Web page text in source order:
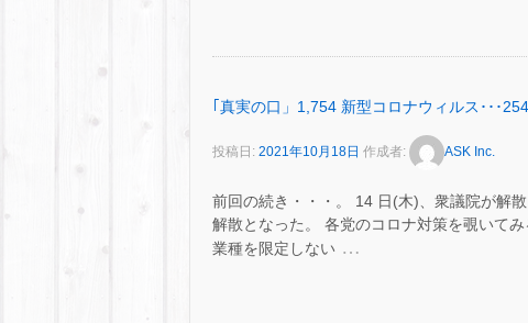
｢真実の口」1,754 新型コロナウィルス･･･254
投稿日: 2021年10月18日 作成者: ASK Inc.
前回の続き・・・。 14 日(木)、衆議院が解
解散となった。 各党のコロナ対策を覗いて
業種を限定しない …